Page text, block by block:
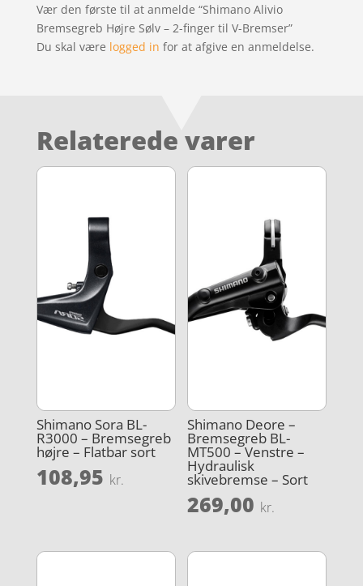
Vær den første til at anmelde “Shimano Alivio
Bremsegreb Højre Sølv – 2-finger til V-Bremser”
Du skal være logged in for at afgive en anmeldelse.
Relaterede varer
Shimano Sora BL-
R3000 – Bremsegreb
højre – Flatbar sort
108,95 kr.
Shimano Deore –
Bremsegreb BL-
MT500 – Venstre –
Hydraulisk
skivebremse – Sort
269,00 kr.